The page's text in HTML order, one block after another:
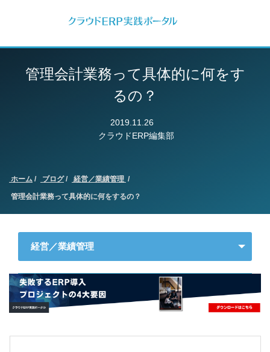
管理会計業務って具体的に何をす
るの？
2019.11.26
クラウドERP編集部
ホーム ブログ 経営／業績管理
管理会計業務って具体的に何をするの？
経営／業績管理
ERP
会計